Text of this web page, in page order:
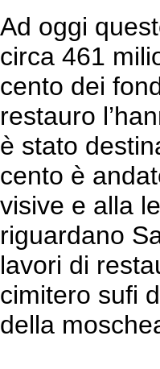
Ad oggi
circa 461
cento dei
restauro
è stato
cento è
visive e alla
riguardano
lavori di
cimitero sufi
della